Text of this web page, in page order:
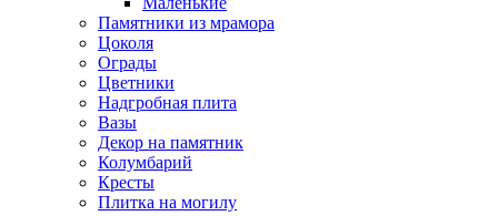
Памятники из мрамора
Цоколя
Ограды
Цветники
Надгробная плита
Вазы
Декор на памятник
Колумбарий
Кресты
Плитка на могилу